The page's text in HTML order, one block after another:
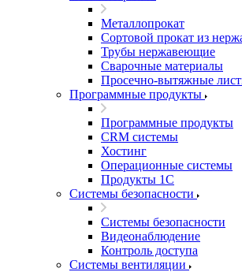
Металлопрокат
Сортовой прокат из
Трубы нержавеющие
Сварочные материалы
Просечно-вытяжные
Программные продукты
Программные продукты
CRM системы
Хостинг
Операционные системы
Продукты 1С
Системы безопасности
Системы безопасности
Видеонаблюдение
Контроль доступа
Системы вентиляции